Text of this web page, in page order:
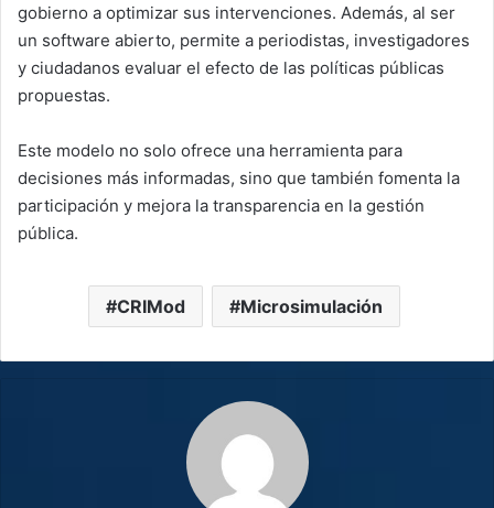
gobierno a optimizar sus intervenciones. Además, al ser
un software abierto, permite a periodistas, investigadores
y ciudadanos evaluar el efecto de las políticas públicas
propuestas.
Este modelo no solo ofrece una herramienta para
decisiones más informadas, sino que también fomenta la
participación y mejora la transparencia en la gestión
pública.
CRIMod Microsimulación